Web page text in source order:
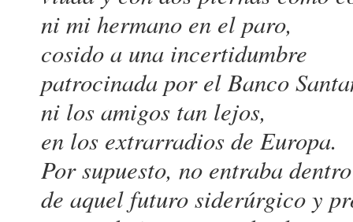
ni mi hermano en el paro,
cosido a una incertidumbre
patrocinada por el Banco
ni los amigos tan lejos,
en los extrarradios de Europa.
Por supuesto, no entraba
de aquel futuro siderúrgico y